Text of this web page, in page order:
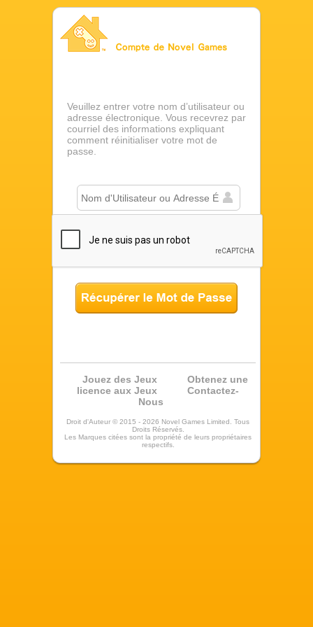
Veuillez entrer votre nom d’utilisateur ou
adresse électronique. Vous recevrez par
courriel des informations expliquant
comment réinitialiser votre mot de
passe.
Jouez des Jeux
Obtenez une
licence aux Jeux
Contactez-
Nous
Droit d'Auteur © 2015 - 2026 Novel Games Limited. Tous
Droits Réservés.
Les Marques citées sont la propriété de leurs propriétaires
respectifs.